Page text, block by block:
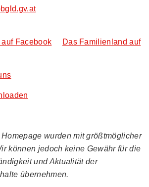
Facebook
Das Familienland auf
wurden mit größtmöglicher
können jedoch keine Gewähr für die
und Aktualität der
übernehmen.